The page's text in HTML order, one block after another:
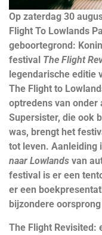
Op zaterdag 30
Flight To Lowlands
geboortegrond:
festival The Flight
legendarische editie
The Flight to
optredens van onder
Supersister, die ook
was, brengt het
tot leven. Aanleiding
naar Lowlands van
festival is er een
er een
bijzondere
The Flight Revisited: